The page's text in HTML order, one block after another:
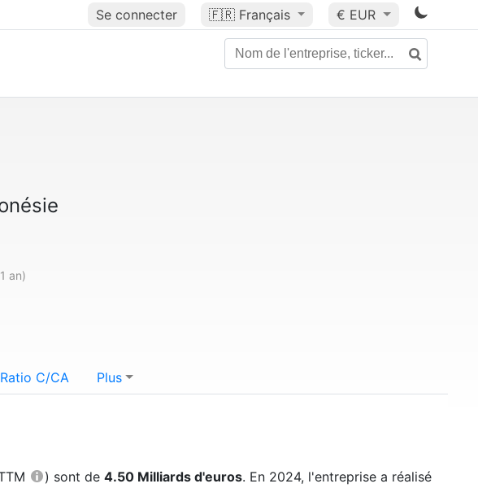
Se connecter 🇫🇷 Français € EUR
an)
Ratio C/CA Plus
) sont de 4.50 Milliards d'euros. En 2024, l'entreprise a réalisé